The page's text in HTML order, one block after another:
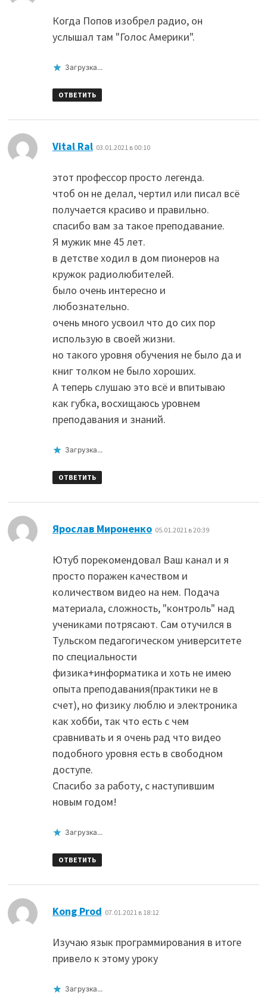
Когда Попов изобрел радио, он
услышал там "Голос Америки".
Загрузка...
ОТВЕТИТЬ
Vital Ral 03.01.2021 в 00:10
этот профессор просто легенда.
чтоб он не делал, чертил или писал всё
получается красиво и правильно.
спасибо вам за такое преподавание.
Я мужик мне 45 лет.
в детстве ходил в дом пионеров на
кружок радиолюбителей.
было очень интересно и
любознательно.
очень много усвоил что до сих пор
использую в своей жизни.
но такого уровня обучения не было да и
книг толком не было хороших.
А теперь слушаю это всё и впитываю
как губка, восхищаюсь уровнем
преподавания и знаний.
Загрузка...
ОТВЕТИТЬ
Ярослав Мироненко: 05.01.2021 в 20:39
Ютуб порекомендовал Ваш канал и я
просто поражен качеством и
количеством видео на нем. Подача
материала, сложность, "контроль" над
учениками потрясают. Сам отучился в
Тульском педагогическом университете
по специальности
физика+информатика и хоть не имею
опыта преподавания(практики не в
счет), но физику люблю и электроника
как хобби, так что есть с чем
сравнивать и я очень рад что видео
подобного уровня есть в свободном
доступе.
Спасибо за работу, с наступившим
новым годом!
Загрузка...
ОТВЕТИТЬ
Kong Prod 07.01.2021 в 18:12
Изучаю язык программирования в итоге
привело к этому уроку
Загрузка...